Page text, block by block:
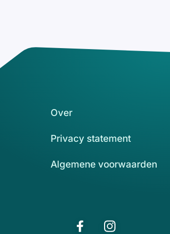
Over
Privacy statement
Algemene voorwaarden